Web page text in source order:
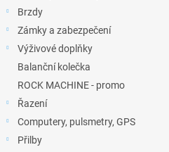
Brzdy
Zámky a zabezpečení
Výživové doplňky
Balanční kolečka
ROCK MACHINE - promo
Řazení
Computery, pulsmetry, GPS
Přilby